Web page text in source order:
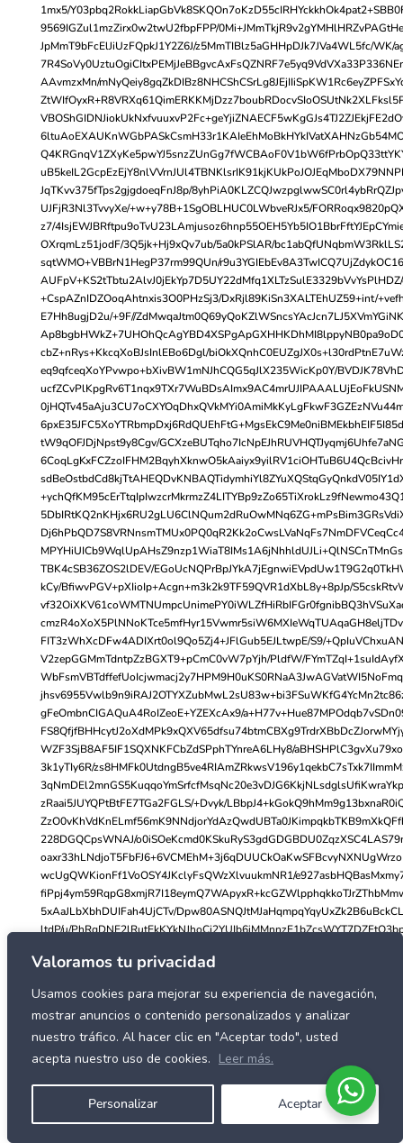
Valoramos tu privacidad
Usamos cookies para mejorar su experiencia de navegación,
mostrar anuncios o contenido personalizados y analizar
nuestro tráfico. Al hacer clic en "Aceptar todo", usted
acepta nuestro uso de cookies. Leer más.
Personalizar Aceptar
1mx5/
9569IGZul1mzZirx0w2twU2fbpFPP/
JpMmT9bFcElJiUzFQpkJ1Y2Z6J/z5MmTIBlz5aGHHpDJk7JVa4WL5fc/WK/
AAvmzxMn/
JqTKvv375fTps2gjgdoeqFnJ8p/
UJFjR3Nl3TvvyXe/+w+y78B+1SgOBLHUC0LWbveRJx5/
z7/
OXrqmLz51jodF/3Q5jk+Hj9xQv7ub/5a0kPSlAR/
sqtWMO+VBBrN1HegP37rm99QUn/
+CspAZnIDZOoqAhtnxis3O0PHzSj3/DxRjl89KiSn3XALTEhUZ59+int/
E7Hh8ugjD2u/+9F//
cbZ+nRys+KkcqXoBJsInlEBo6Dgl/
eq9qfceqXoYPvwpo+bXivBW1mNJhCQG5qJlX235WicKp0Y/
tW9qOFJDjNpst9y8Cgv/
TBK4cSB36ZOS2lDEV/
kCy/BfiwvPGV+pXIioIp+Acgn+m3k2k9TF59QVR1dXbL8y+8pJp/
FIT3zWhXcDFw4ADIXrt0ol9Qo5Zj4+JFlGub5EJLtwpE/S9/
V2zepGGMmTdntpZzBGXT9+pCmC0vW7pYjh/PldfW/
gFeOmbnCIGAQuA4RoIZeoE+YZEXcAx9/
WZF3SjB8AF5IF1SQXNKFCbZdSPphTYnreA6LHy8/
3k1yTIy6R/
zRaai5JUYQPtBtFE7TGa2FGLS/+Dvyk/
228DGQCpsWNAJ/
wcUgQWKionFf1VoOSY4JKclyFsQWzXlvuukmNR1/
5xAaJLbXbhDUIFah4UjCTv/
ltdP/u/
X3/2GfUxygAt1Eqln06a/HPjkFput2LcoyYun8lbMKHlRgjrYWpAcJ4f/
H3/rmyDlJkkeNguobcp+f/ttt6rZN9vZW9AszAMRze/l5eXyw//
A81lqa3aANKa4/RykHnUvmaipjU1/
mdh22ceHJ26wnAQR2tHZLg8/
7nIzDXyMeWcIAaD5qHXDv1ZE8D2MACIB9niJD5oOs+NokHiBEuE/